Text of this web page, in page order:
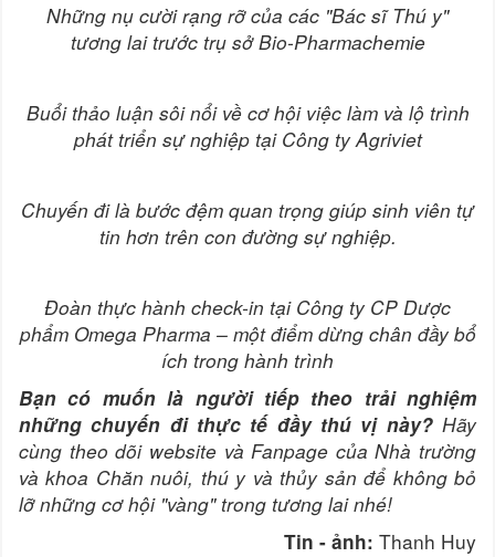
Những nụ cười rạng rỡ của các "Bác sĩ Thú y"
tương lai trước trụ sở Bio-Pharmachemie
Buổi thảo luận sôi nổi về cơ hội việc làm và lộ trình
phát triển sự nghiệp tại Công ty Agriviet
Chuyến đi là bước đệm quan trọng giúp sinh viên tự
tin hơn trên con đường sự nghiệp.
Đoàn thực hành check-in tại Công ty CP Dược
phẩm Omega Pharma – một điểm dừng chân đầy bổ
ích trong hành trình
Bạn có muốn là người tiếp theo trải nghiệm
những chuyến đi thực tế đầy thú vị này?Hãy
cùng theo dõi website và Fanpage của Nhà trường
và khoa Chăn nuôi, thú y và thủy sản để không bỏ
lỡ những cơ hội "vàng" trong tương lai nhé!
Tin - ảnh: Thanh Huy